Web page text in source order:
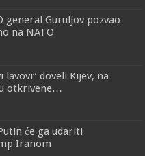
general Guruljov pozvao
na NATO
lavovi“ doveli Kijev, na
otkrivene…
će ga udariti
Iranom